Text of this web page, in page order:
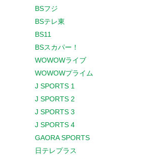
BSフジ
BSテレ東
BS11
BSスカパー！
WOWOWライブ
WOWOWプライム
J SPORTS 1
J SPORTS 2
J SPORTS 3
J SPORTS 4
GAORA SPORTS
日テレプラス